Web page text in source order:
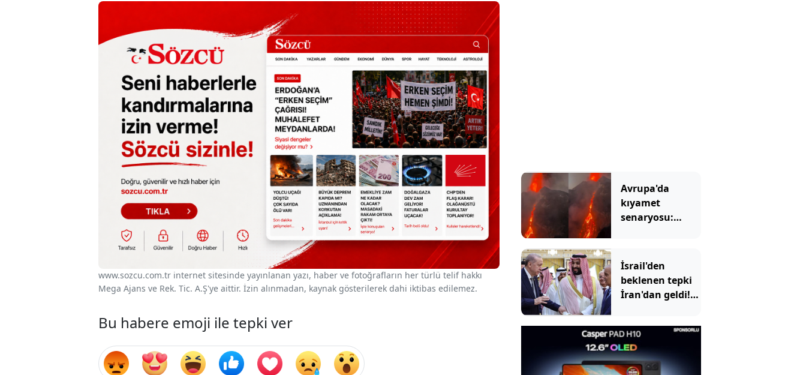
www.sozcu.com.tr internet sitesinde yayınlanan yazı, haber ve fotoğrafların her türlü telif hakkı
Mega Ajans ve Rek. Tic. A.Ş'ye aittir. İzin alınmadan, kaynak gösterilerek dahi iktibas edilemez.
Bu habere emoji ile tepki ver
Avrupa'da
kıyamet
senaryosu:
olacak?
İsrail'den
beklenen tepki
İran'dan geldi!
Anlaşması'
Tahran'ı kızdırdı